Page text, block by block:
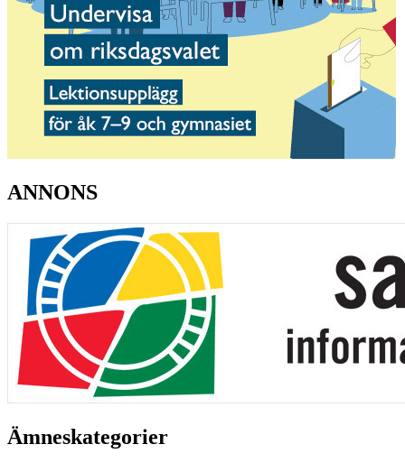
ANNONS
Ämneskategorier